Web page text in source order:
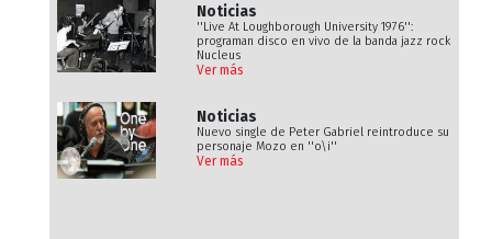
Noticias
''Live At Loughborough University 1976'':
programan disco en vivo de la banda jazz rock
Nucleus
Ver más
Noticias
Nuevo single de Peter Gabriel reintroduce su
personaje Mozo en ''o\i''
Ver más